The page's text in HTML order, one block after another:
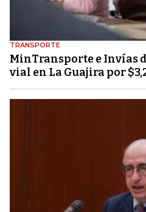
TRANSPORTE
MinTransporte e Invías
vial en La Guajira por